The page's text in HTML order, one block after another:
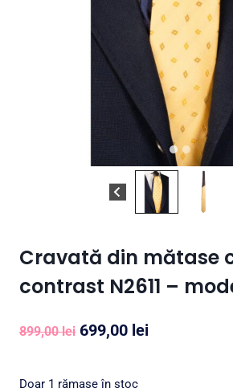
Cravată din mătase
contrast N2611 –
899,00lei Prețul
a
699,00 leiPrețul
Doar 1 rămase în stoc